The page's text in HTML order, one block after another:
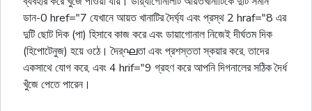
ডান-0 href="7 যেখানে আয়ত খানাটির দৈৰ্ঘ্য এবং প্রস্থ 2 hraf="8 এর
দুটি ছোট দিক (পা) হিসাবে কাজ করে এবং ডায়াগোনাল নিজেই দীর্ঘতম দিক
(হিপোটেনুজ) হয়ে ওঠে। দৈর্ഘতা এবং প্রশস্ততা স্কয়ার করে, তাদের
একসাথে যোগ করে, এবং 4 hrif="9 গ্রহণ করে আপনি দিগনালের সঠিক দৈর্ধ
খুঁজে পেতে পারেন।